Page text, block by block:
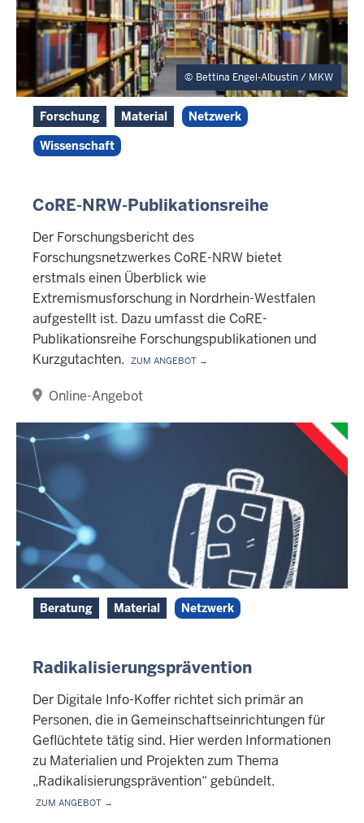
Bettina Engel-Albustin / MKW
Forschung Material
Netzwerk
Wissenschaft
CoRE-NRW-Publikationsreihe
Der Forschungsbericht des
Forschungsnetzwerkes CoRE-NRW bietet
erstmals einen Überblick wie
Extremismusforschung in Nordrhein-Westfalen
aufgestellt ist. Dazu umfasst die CoRE-
Publikationsreihe Forschungspublikationen und
Kurzgutachten. Zum Angebot →
Online-Angebot
Beratung Material Netzwerk
Radikalisierungsprävention
Der Digitale Info-Koffer richtet sich primär an
Personen, die in Gemeinschaftseinrichtungen für
Geflüchtete tätig sind. Hier werden Informationen
zu Materialien und Projekten zum Thema
„Radikalisierungsprävention“ gebündelt.
Zum Angebot →